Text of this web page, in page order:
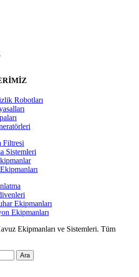
Robotları
Filtresi
Sistemleri
Ekipmanları
Ekipmanları
Ekipmanları ve Sistemleri. Tüm
Ara